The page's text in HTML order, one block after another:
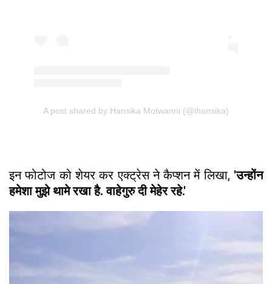
A post shared by Hansika Motwanni (@ihansika)
इन फोटोज को शेयर कर एक्ट्रेस ने कैप्शन में लिखा, 'उन्होंन
हमेशा मुझे थामे रखा है. वाहेगुरु दी मेहेर रहे.'